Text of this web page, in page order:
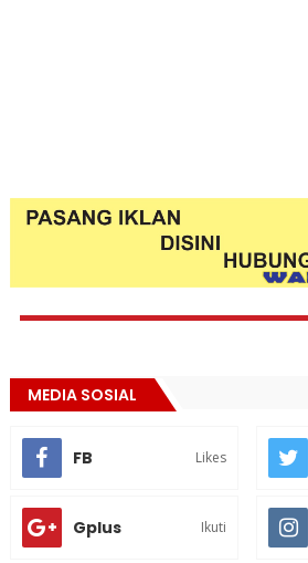
MEDIA SOSIAL
FB Likes
Gplus Ikuti